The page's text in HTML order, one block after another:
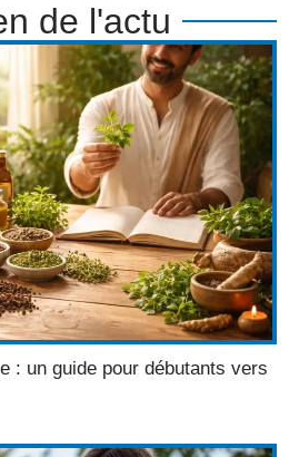
de l'actu
: un guide pour débutants vers